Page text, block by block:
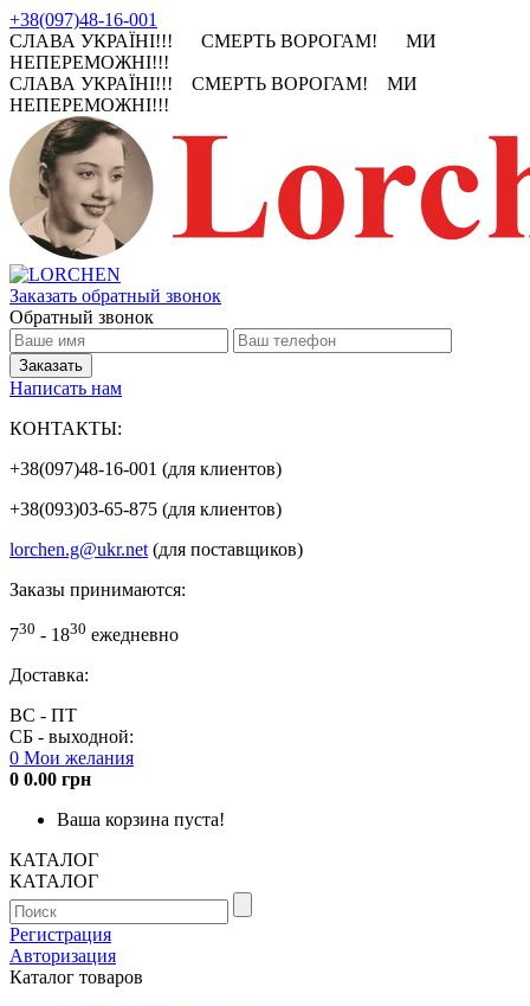
+38(097)48-16-001
СЛАВА УКРАЇНІ!!! СМЕРТЬ ВОРОГАМ! МИ
НЕПЕРЕМОЖНІ!!!
СЛАВА УКРАЇНІ!!! СМЕРТЬ ВОРОГАМ! МИ
НЕПЕРЕМОЖНІ!!!
Заказать обратный звонок
Обратный звонок
Написать нам
КОНТАКТЫ:
+38(097)48-16-001 (для клиентов)
+38(093)03-65-875 (для клиентов)
lorchen.g@ukr.net (для поставщиков)
Заказы принимаются:
730 - 1830 ежедневно
Доставка:
ВС - ПТ
СБ - выходной:
0 Мои желания
0 0.00 грн
Ваша корзина пуста!
КАТАЛОГ
КАТАЛОГ
Регистрация
Авторизация
Каталог товаров